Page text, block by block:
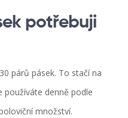
potřebuji
párů pásek. To stačí na
používáte denně podle
množství.